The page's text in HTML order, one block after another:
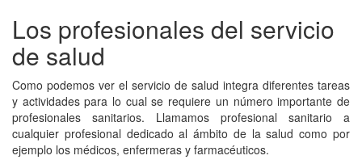
Los profesionales del servicio
de salud
Como podemos ver el servicio de salud integra diferentes tareas
y actividades para lo cual se requiere un número importante de
profesionales sanitarios. Llamamos profesional sanitario a
cualquier profesional dedicado al ámbito de la salud como por
ejemplo los médicos, enfermeras y farmacéuticos.